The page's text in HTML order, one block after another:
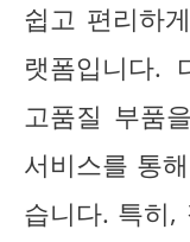
쉽고 편리하
랫폼입니다.
고품질 부품
서비스를 통
습니다. 특히,